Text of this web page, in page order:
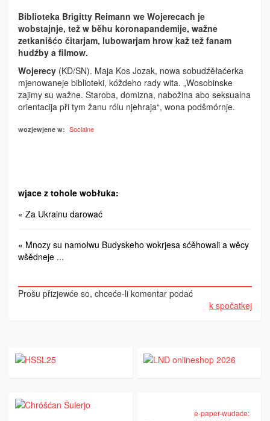
Biblioteka Brigitty Reimann we Wojerecach je
wobstajnje, tež w běhu koronapandemije, wažne
zetkanišćo čitarjam, lubowarjam hrow kaž tež fanam
hudźby a filmow.
Wojerecy (KD/SN). Maja Kos Jozak, nowa sobudźěłaćerka
mjenowaneje biblioteki, kóždeho rady wita. „Wosobinske
zajimy su wažne. Staroba, domizna, nabožina abo seksualna
orientacija při tym žanu rólu njehraja“, wona podšmórnje.
wozjewjene w: Socialne
wjace z tohole wobłuka:
« Za Ukrainu darować
« Mnozy su namołwu Budyskeho wokrjesa sćěhowali a wěcy
wšědneje ...
Prošu přizjewće so, chceće-li komentar podać
k spočatkej
e-paper-wudaće: